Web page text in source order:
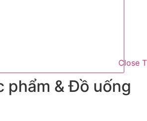
Close
phẩm & Đồ uống